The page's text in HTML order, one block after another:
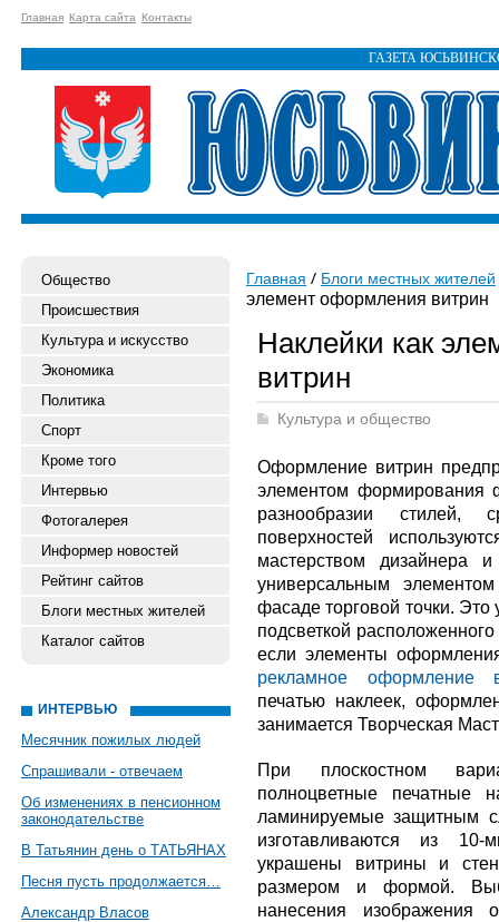
Главная Карта сайта Контакты
ГАЗЕТА
Общество
Происшествия
Культура и искусство
Экономика
Политика
Спорт
Кроме того
Интервью
Фотогалерея
Информер новостей
Рейтинг сайтов
Блоги местных жителей
Каталог сайтов
ИНТЕРВЬЮ
Месячник пожилых людей
Спрашивали - отвечаем
Об изменениях в пенсионном
законодательстве
В Татьянин день о ТАТЬЯНАХ
Песня пусть продолжается…
Александр Власов
Главная Блоги местных жителей
элемент оформления витрин
Наклейки как
витрин
Культура и общество
Оформление витрин
элементом формирования
разнообразии стилей,
поверхностей
мастерством дизайнера
универсальным
фасаде торговой точки. Это
подсветкой
если элементы
рекламное оформление
печатью наклеек,
занимается Творческая
При плоскостном
полноцветные печатные
ламинируемые защитным
изготавливаются из
украшены витрины и
размером и формой.
нанесения изображения